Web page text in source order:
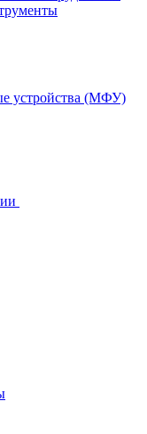
устройства (МФУ)